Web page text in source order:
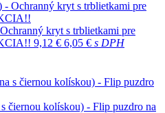
kryt s trblietkami pre
9,12 € 6,05 € s DPH
čiernou kolískou) - Flip puzdro na